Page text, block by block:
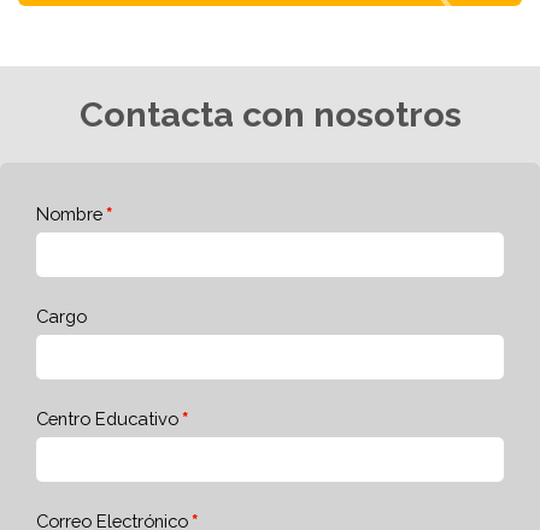
Contacta con nosotros
Nombre
Cargo
Centro Educativo
Correo Electrónico